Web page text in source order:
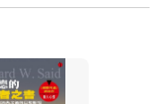
奏家，在過程中抽
帶發揮他古典鋼琴